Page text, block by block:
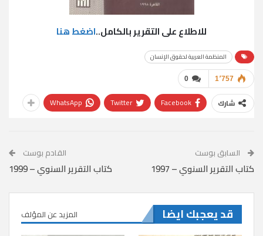
للاطلاع على التقرير بالكامل..اضغط هنا
المنظمة العربية لحقوق الإنسان
0 1٬757
شارك Facebook
Twitter
WhatsApp
السابق بوست
كتاب التقرير السنوي – 1997
القادم بوست
كتاب التقرير السنوي – 1999
قد يعجبك ايضا المزيد عن المؤلف